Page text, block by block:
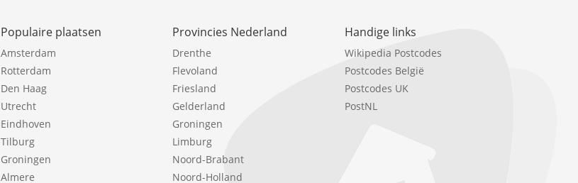
Populaire plaatsen
Amsterdam
Rotterdam
Den Haag
Utrecht
Eindhoven
Tilburg
Groningen
Almere
Provincies Nederland
Drenthe
Flevoland
Friesland
Gelderland
Groningen
Limburg
Noord-Brabant
Noord-Holland
Handige links
Wikipedia Postcodes
Postcodes België
Postcodes UK
PostNL